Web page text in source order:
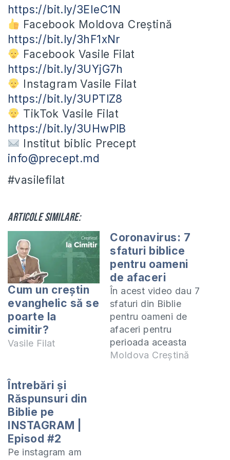
https://bit.ly/3EIeC1N
Facebook Moldova Creștină
https://bit.ly/3hF1xNr
Facebook Vasile Filat
https://bit.ly/3UYjG7h
Instagram Vasile Filat
https://bit.ly/3UPTlZ8
TikTok Vasile Filat
https://bit.ly/3UHwPlB
Institut biblic Precept
info@precept.md
#vasilefilat
Articole similare:
Cum un creștin
evanghelic să se
poarte la
cimitir?
Vasile Filat
Coronavirus: 7
sfaturi biblice
pentru oameni
de afaceri
În acest video dau 7
sfaturi din Biblie
pentru oameni de
afaceri pentru
perioada aceasta
Lecția despre
Moldova Creștină
Întrebări și
Răspunsuri din
Biblie pe
INSTAGRAM |
Episod #2
Pe instagram am